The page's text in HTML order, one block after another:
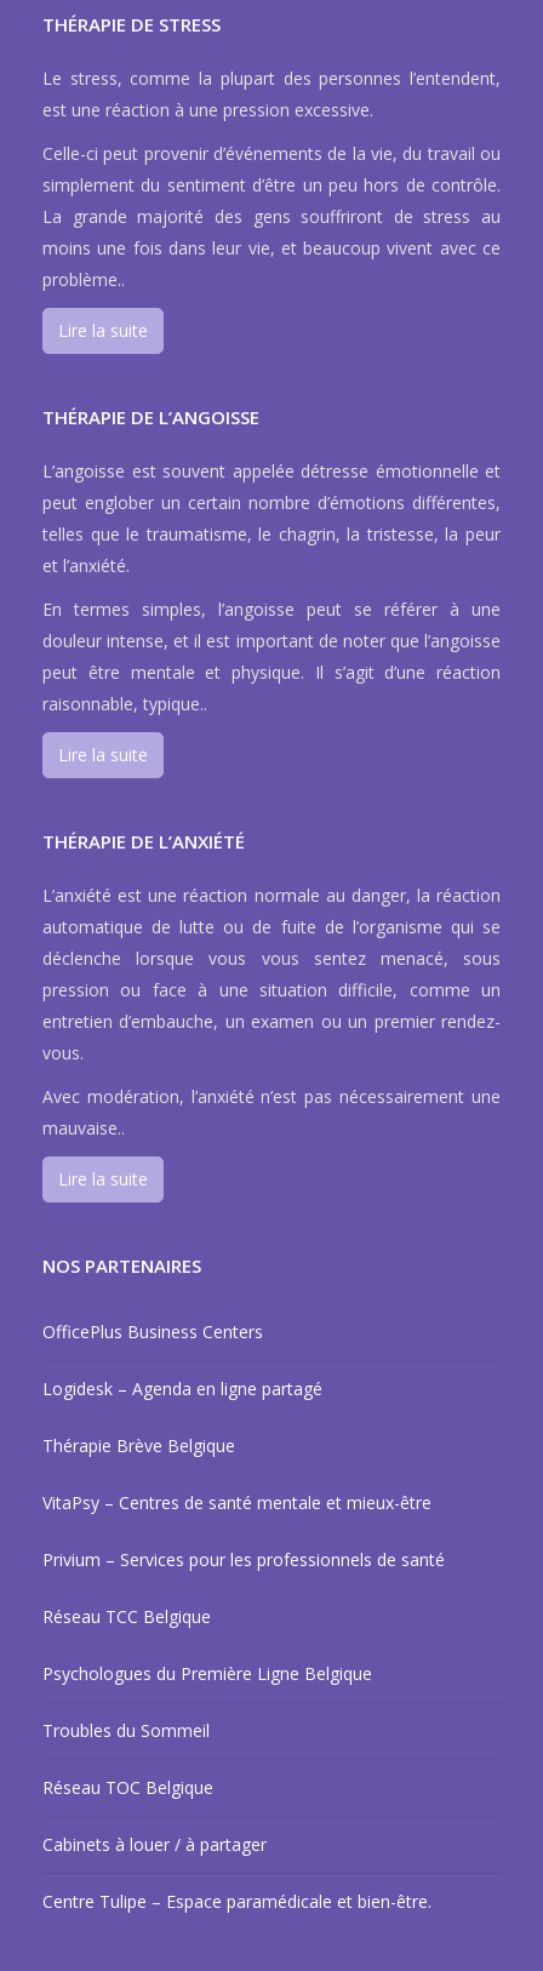
THÉRAPIE DE STRESS
Le stress, comme la plupart des personnes l’entendent,
est une réaction à une pression excessive.
Celle-ci peut provenir d’événements de la vie, du travail ou
simplement du sentiment d’être un peu hors de contrôle.
La grande majorité des gens souffriront de stress au
moins une fois dans leur vie, et beaucoup vivent avec ce
problème..
Lire la suite
THÉRAPIE DE L’ANGOISSE
L’angoisse est souvent appelée détresse émotionnelle et
peut englober un certain nombre d’émotions différentes,
telles que le traumatisme, le chagrin, la tristesse, la peur
et l’anxiété.
En termes simples, l’angoisse peut se référer à une
douleur intense, et il est important de noter que l’angoisse
peut être mentale et physique. Il s’agit d’une réaction
raisonnable, typique..
Lire la suite
THÉRAPIE DE L’ANXIÉTÉ
L’anxiété est une réaction normale au danger, la réaction
automatique de lutte ou de fuite de l’organisme qui se
déclenche lorsque vous vous sentez menacé, sous
pression ou face à une situation difficile, comme un
entretien d’embauche, un examen ou un premier rendez-
vous.
Avec modération, l’anxiété n’est pas nécessairement une
mauvaise..
Lire la suite
NOS PARTENAIRES
OfficePlus Business Centers
Logidesk – Agenda en ligne partagé
Thérapie Brève Belgique
VitaPsy – Centres de santé mentale et mieux-être
Privium – Services pour les professionnels de santé
Réseau TCC Belgique
Psychologues du Première Ligne Belgique
Troubles du Sommeil
Réseau TOC Belgique
Cabinets à louer / à partager
Centre Tulipe – Espace paramédicale et bien-être.